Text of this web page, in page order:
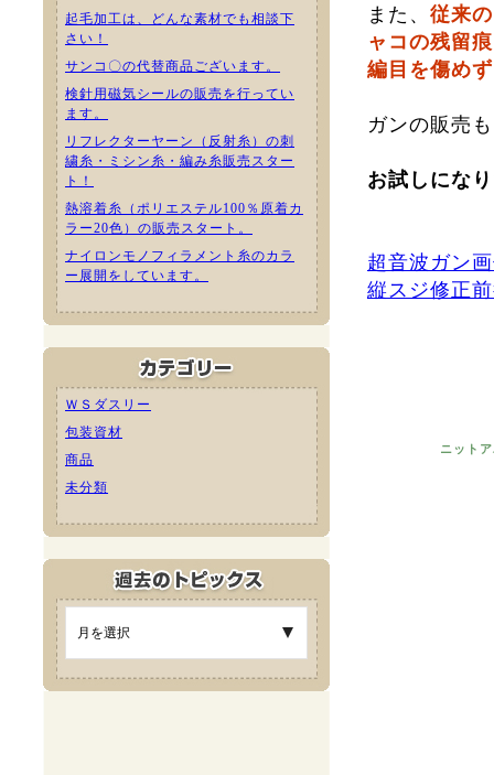
起毛加工は、どんな素材でも相談下
さい！
サンコ〇の代替商品ございます。
検針用磁気シールの販売を行ってい
ます。
リフレクターヤーン（反射糸）の刺
繍糸・ミシン糸・編み糸販売スター
ト！
熱溶着糸（ポリエステル100％原着カ
ラー20色）の販売スタート。
ナイロンモノフィラメント糸のカラ
ー展開をしています。
ＷＳダスリー
包装資材
商品
未分類
また、 従来の
ャコの残留
編目を傷め
ガンの販売
お試しにな
超音波ガン
縦スジ修正
ニット